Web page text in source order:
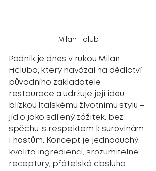
Milan Holub
Podnik je dnes v rukou Milan
Holuba, který navázal na dědictví
původního zakladatele
restaurace a udržuje její ideu
blízkou italskému životnímu stylu –
jídlo jako sdílený zážitek, bez
spěchu, s respektem k surovinám
i hostům. Koncept je jednoduchý:
kvalita ingrediencí, srozumitelné
receptury, přátelská obsluha